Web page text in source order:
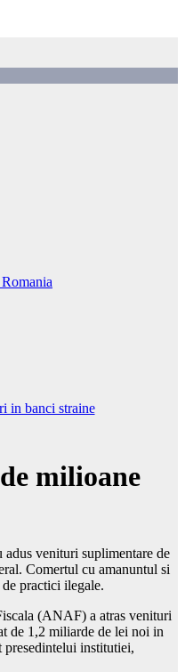
milioane
venituri suplimentare de
Comertul cu amanuntul si
practici ilegale.
(ANAF) a atras venituri
de 1,2 miliarde de lei noi in
presedintelui institutiei,